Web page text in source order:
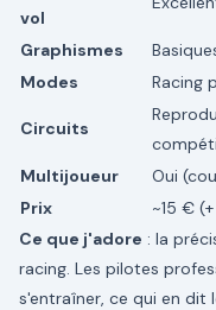
vol
Graphismes
Modes
Racing
Circuits
Multijoueur
Oui
Prix
~15 €
Ce que j'adore : la
racing. Les pilotes
s'entraîner, ce qui en dit